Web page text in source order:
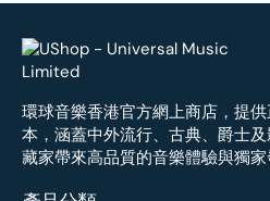
環球音樂香港官方網上商店，提
本，涵蓋中外流行、古典、爵士
藏家帶來高品質的音樂體驗與獨家